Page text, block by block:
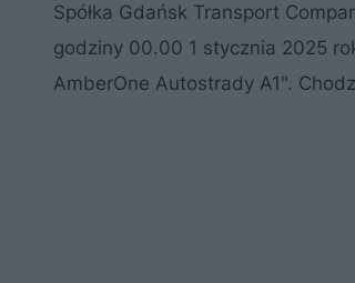
Spółka Gdańsk Transport
godziny 00.00 1 stycznia 2025
AmberOne Autostrady A1".